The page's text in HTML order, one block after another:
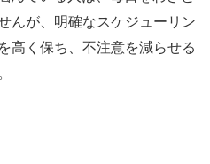
んが、明確なスケジューリン
高く保ち、不注意を減らせる